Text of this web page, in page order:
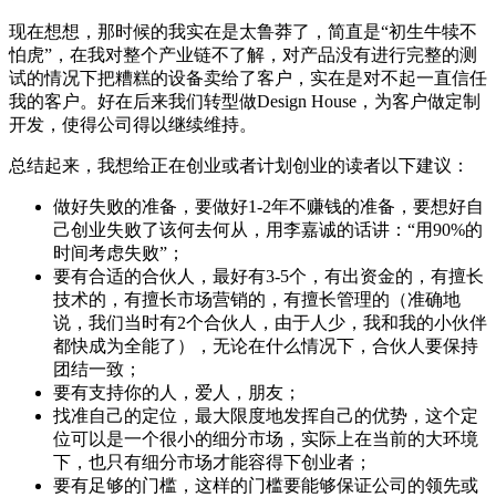
现在想想，那时候的我实在是太鲁莽了，简直是“初生牛犊不
怕虎”，在我对整个产业链不了解，对产品没有进行完整的测
试的情况下把糟糕的设备卖给了客户，实在是对不起一直信任
我的客户。好在后来我们转型做Design House，为客户做定制
开发，使得公司得以继续维持。
总结起来，我想给正在创业或者计划创业的读者以下建议：
做好失败的准备，要做好1-2年不赚钱的准备，要想好自
己创业失败了该何去何从，用李嘉诚的话讲：“用90%的
时间考虑失败”；
要有合适的合伙人，最好有3-5个，有出资金的，有擅长
技术的，有擅长市场营销的，有擅长管理的（准确地
说，我们当时有2个合伙人，由于人少，我和我的小伙伴
都快成为全能了），无论在什么情况下，合伙人要保持
团结一致；
要有支持你的人，爱人，朋友；
找准自己的定位，最大限度地发挥自己的优势，这个定
位可以是一个很小的细分市场，实际上在当前的大环境
下，也只有细分市场才能容得下创业者；
要有足够的门槛，这样的门槛要能够保证公司的领先或